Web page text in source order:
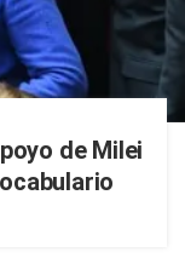
de Milei